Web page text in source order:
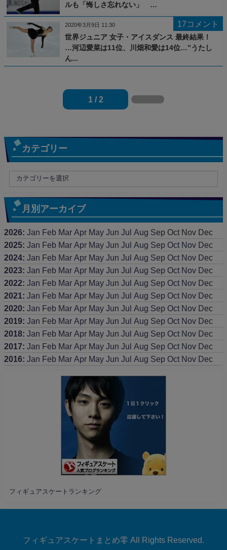
ルも「悔しさ忘れない」 …
17コメント
世界ジュニア 女子・アイスダンス 最終結果！
…河辺愛菜は11位、川畑和愛は14位…”うたし
ん...
2020年3月9日 11:30
1 / 2
カテゴリー
月別アーカイブ
2026: Jan Feb Mar Apr May Jun Jul Aug Sep Oct Nov Dec
2025: Jan Feb Mar Apr May Jun Jul Aug Sep Oct Nov Dec
2024: Jan Feb Mar Apr May Jun Jul Aug Sep Oct Nov Dec
2023: Jan Feb Mar Apr May Jun Jul Aug Sep Oct Nov Dec
2022: Jan Feb Mar Apr May Jun Jul Aug Sep Oct Nov Dec
2021 : Jan Feb Mar Apr May Jun Jul Aug Sep Oct Nov Dec
2020: Jan Feb Mar Apr May Jun Jul Aug Sep Oct Nov Dec
2019: Jan Feb Mar Apr May Jun Jul Aug Sep Oct Nov Dec
2018: Jan Feb Mar Apr May Jun Jul Aug Sep Oct Nov Dec
2017: Jan Feb Mar Apr May Jun Jul Aug Sep Oct Nov Dec
2016: Jan Feb Mar Apr May Jun Jul Aug Sep Oct Nov Dec
フィギュアスケートランキング
フィギュアスケートまとめ零 All Rights Reserved.